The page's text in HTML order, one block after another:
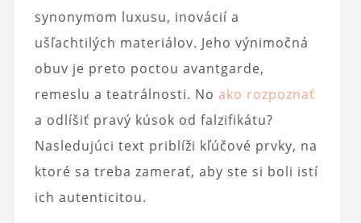
synonymom luxusu, inovácií a
ušľachtilých materiálov. Jeho výnimočná
obuv je preto poctou avantgarde,
remeslu a teatrálnosti. No ako rozpoznať
a odlíšiť pravý kúsok od falzifikátu?
Nasledujúci text priblíži kľúčové prvky, na
ktoré sa treba zamerať, aby ste si boli istí
ich autenticitou.